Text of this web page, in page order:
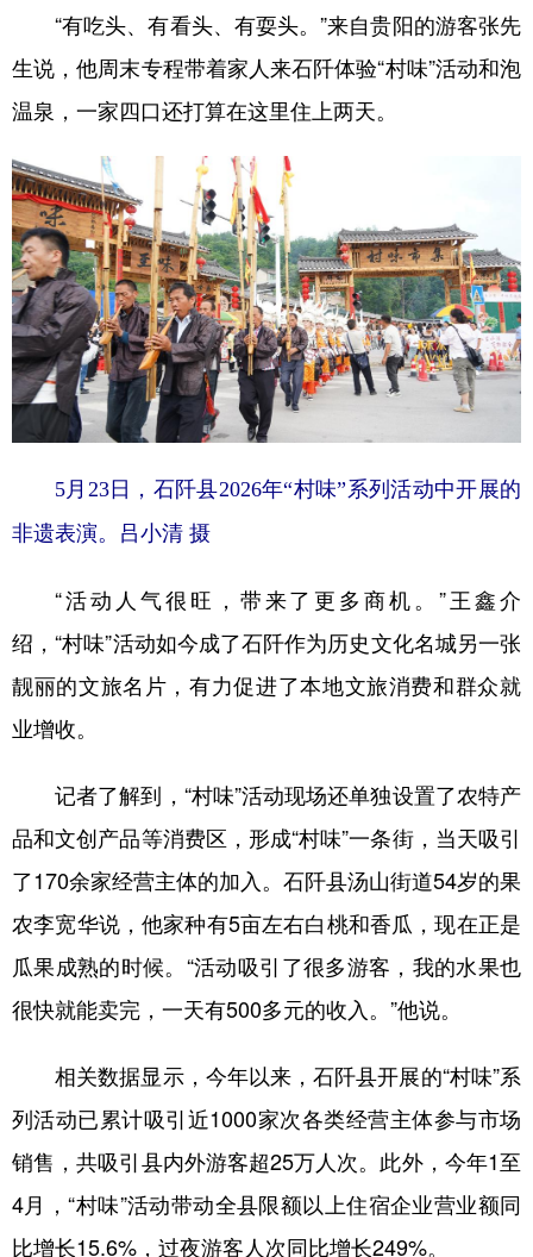
“有吃头、有看头、有耍头。”来自贵阳的游客张先
生说，他周末专程带着家人来石阡体验“村味”活动和泡
温泉，一家四口还打算在这里住上两天。
5月23日，石阡县2026年“村味”系列活动中开展的
非遗表演。吕小清 摄
“活动人气很旺，带来了更多商机。”王鑫介
绍，“村味”活动如今成了石阡作为历史文化名城另一张
靓丽的文旅名片，有力促进了本地文旅消费和群众就
业增收。
记者了解到，“村味”活动现场还单独设置了农特产
品和文创产品等消费区，形成“村味”一条街，当天吸引
了170余家经营主体的加入。石阡县汤山街道54岁的果
农李宽华说，他家种有5亩左右白桃和香瓜，现在正是
瓜果成熟的时候。“活动吸引了很多游客，我的水果也
很快就能卖完，一天有500多元的收入。”他说。
相关数据显示，今年以来，石阡县开展的“村味”系
列活动已累计吸引近1000家次各类经营主体参与市场
销售，共吸引县内外游客超25万人次。此外，今年1至
4月，“村味”活动带动全县限额以上住宿企业营业额同
比增长15.6%，过夜游客人次同比增长249%。